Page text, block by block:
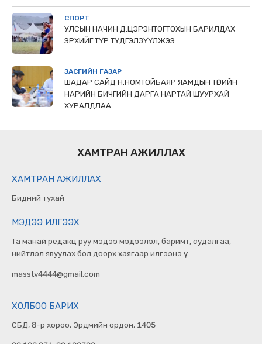
СПОРТ
УЛСЫН НАЧИН Д.ЦЭРЭНТОГТОХЫН БАРИЛДАХ
ЭРХИЙГ ТҮР ТҮДГЭЛЗҮҮЛЖЭЭ
ЗАСГИЙН ГАЗАР
ШАДАР САЙД Н.НОМТОЙБАЯР ЯАМДЫН ТӨРИЙН
НАРИЙН БИЧГИЙН ДАРГА НАРТАЙ ШУУРХАЙ
ХУРАЛДЛАА
ХАМТРАН АЖИЛЛАХ
ХАМТРАН АЖИЛЛАХ
Бидний тухай
МЭДЭЭ ИЛГЭЭХ
Та манай редакц руу мэдээ мэдээлэл, баримт, судалгаа,
нийтлэл явуулах бол доорх хаягаар илгээнэ үү.
masstv4444@gmail.com
ХОЛБОО БАРИХ
СБД, 8-р хороо, Эрдмийн ордон, 1405